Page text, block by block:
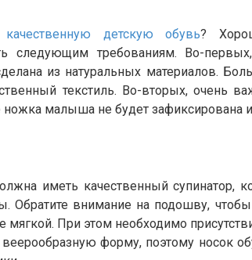
детскую обувь?
следующим требованиям. Во-
из натуральных материалов.
текстиль. Во-вторых, очень
ножка малыша не будет зафиксирована
иметь качественный супинатор,
Обратите внимание на подошву,
мягкой. При этом необходимо
форму, поэтому носок